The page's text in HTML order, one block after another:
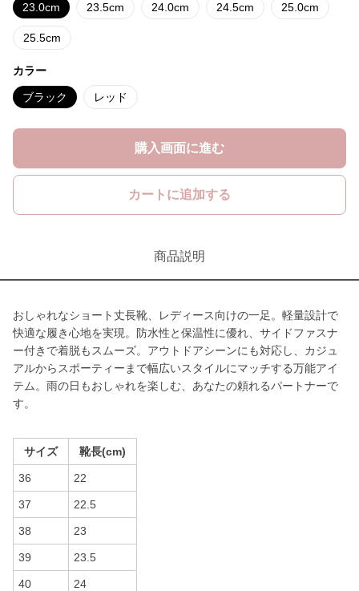
23.0cm 23.5cm 24.0cm 24.5cm 25.0cm
25.5cm
カラー
ブラック レッド
購入画面に進む
カートに追加する
商品説明
おしゃれなショート丈長靴、レディース向けの一足。軽量設計で
快適な履き心地を実現。防水性と保温性に優れ、サイドファスナ
ー付きで着脱もスムーズ。アウトドアシーンにも対応し、カジュ
アルからスポーティーまで幅広いスタイルにマッチする万能アイ
テム。雨の日もおしゃれを楽しむ、あなたの頼れるパートナーで
す。
サイズ 靴長(cm)
36 22
37 22.5
38 23
39 23.5
40 24